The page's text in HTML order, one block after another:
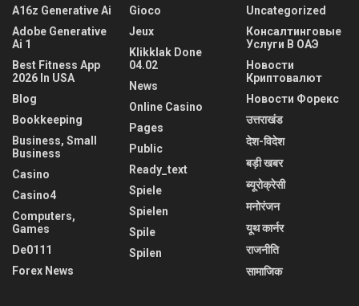
A16z Generative Ai
Adobe Generative
Ai 1
Best Fitness App
2026 In USA
Blog
Bookkeeping
Business, Small
Business
Casino
Casino4
Computers,
Games
De0111
Forex News
Gioco
Jeux
Klikklak Done
04.02
News
Online Casino
Pages
Public
Ready_text
Spiele
Spielen
Spile
Spilen
Uncategorized
Консалтинговые
Услуги В ОАЭ
Новости
Криптовалют
Новости Форекс
उत्तराखंड
देश-विदेश
बड़ी खबर
ब्यूरोक्रेसी
मनोरंजन
यूथ कार्नर
राजनीति
सामाजिक